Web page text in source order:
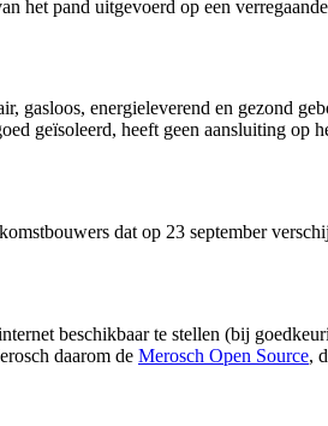
het pand uitgevoerd op een
gasloos, energieleverend en gezond
geïsoleerd, heeft geen aansluiting op
dat op 23 september
beschikbaar te stellen (bij
daarom de Merosch Open Source,